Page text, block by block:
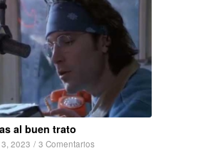
al buen trato
2023 / 3 Comentarios